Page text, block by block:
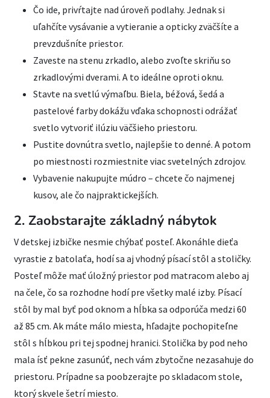
Čo ide, privŕtajte nad úroveň podlahy. Jednak si
uľahčíte vysávanie a vytieranie a opticky zväčšíte a
prevzdušníte priestor.
Zaveste na stenu zrkadlo, alebo zvoľte skriňu so
zrkadlovými dverami. A to ideálne oproti oknu.
Stavte na svetlú výmaľbu. Biela, béžová, šedá a
pastelové farby dokážu vďaka schopnosti odrážať
svetlo vytvoriť ilúziu väčšieho priestoru.
Pustite dovnútra svetlo, najlepšie to denné. A potom
po miestnosti rozmiestnite viac svetelných zdrojov.
Vybavenie nakupujte múdro – chcete čo najmenej
kusov, ale čo najpraktickejších.
2. Zaobstarajte základný nábytok
V detskej izbičke nesmie chýbať posteľ. Akonáhle dieťa
vyrastie z batolaťa, hodí sa aj vhodný písací stôl a stoličky.
Posteľ môže mať úložný priestor pod matracom alebo aj
na čele, čo sa rozhodne hodí pre všetky malé izby. Písací
stôl by mal byť pod oknom a hĺbka sa odporúča medzi 60
až 85 cm. Ak máte málo miesta, hľadajte pochopiteľne
stôl s hĺbkou pri tej spodnej hranici. Stolička by pod neho
mala ísť pekne zasunúť, nech vám zbytočne nezasahuje do
priestoru. Prípadne sa poobzerajte po skladacom stole,
ktorý skvele šetrí miesto.